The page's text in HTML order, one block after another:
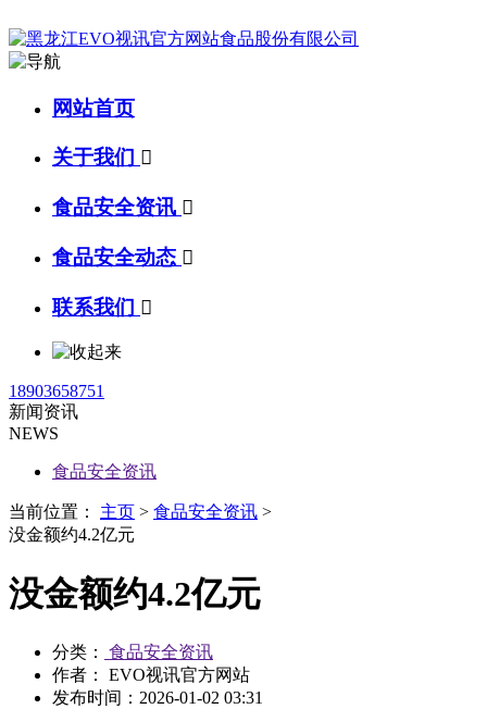
网站首页
关于我们 
食品安全资讯 
食品安全动态 
联系我们 
18903658751
新闻资讯
NEWS
食品安全资讯
当前位置： 主页 > 食品安全资讯 >
没金额约4.2亿元
没金额约4.2亿元
分类：
食品安全资讯
作者： EVO视讯官方网站
发布时间： 2026-01-02 03:31